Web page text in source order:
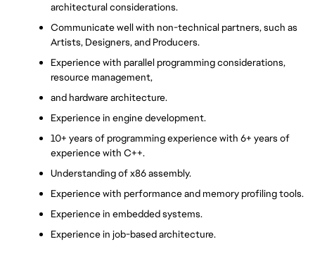
architectural considerations.
Communicate well with non-technical partners, such as
Artists, Designers, and Producers.
Experience with parallel programming considerations,
resource management,
and hardware architecture.
Experience in engine development.
10+ years of programming experience with 6+ years of
experience with C++.
Understanding of x86 assembly.
Experience with performance and memory profiling tools.
Experience in embedded systems.
Experience in job-based architecture.